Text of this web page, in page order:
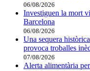
06/08/2026
Investiguen la mort
Barcelona
06/08/2026
Una sequera
provoca troballes
07/08/2026
Alerta alimentària